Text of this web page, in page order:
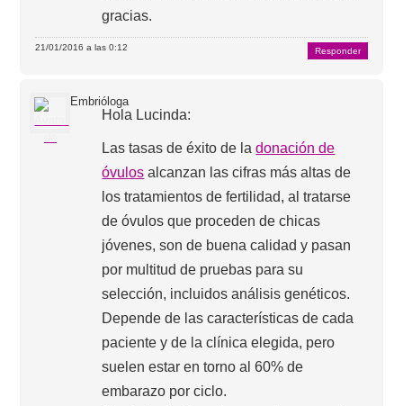
gracias.
21/01/2016 a las 0:12 Responder
Embrióloga
Hola Lucinda:
Las tasas de éxito de ladonación de
óvulos alcanzan las cifras más altas de
los tratamientos de fertilidad, al tratarse
de óvulos que proceden de chicas
jóvenes, son de buena calidad y pasan
por multitud de pruebas para su
selección, incluidos análisis genéticos.
Depende de las características de cada
paciente y de la clínica elegida, pero
suelen estar en torno al 60% de
embarazo por ciclo.